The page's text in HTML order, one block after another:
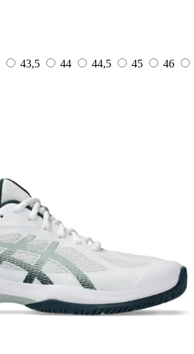
43,5 44 44,5 45
46